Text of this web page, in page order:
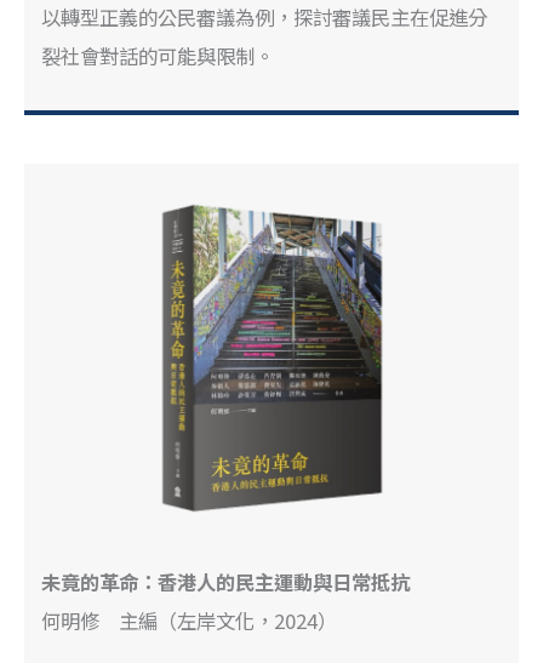
以轉型正義的公民審議為例，探討審議民主在促進分
裂社會對話的可能與限制。
未竟的革命：香港人的民主運動與日常抵抗
何明修 主編（左岸文化，2024）